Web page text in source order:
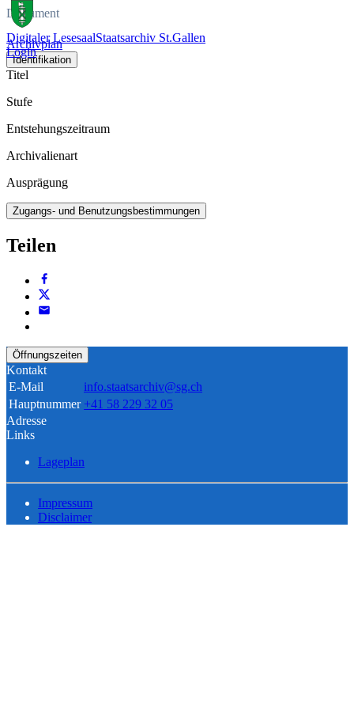
Digitaler LesesaalStaatsarchiv St.Gallen
Login
Dokument
Archivplan
Identifikation
Titel
Stufe
Entstehungszeitraum
Archivalienart
Ausprägung
Zugangs- und Benutzungsbestimmungen
Teilen
Öffnungszeiten
Kontakt
E-Mail
info.staatsarchiv@sg.ch
Hauptnummer +41 58 229 32 05
Adresse
Links
Lageplan
Impressum
Disclaimer